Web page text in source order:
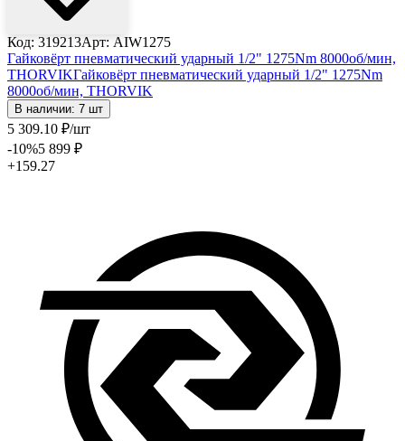
Код: 319213Арт: AIW1275
Гайковёрт пневматический ударный 1/2" 1275Nm 8000об/мин,
THORVIKГайковёрт пневматический ударный 1/2" 1275Nm
8000об/мин, THORVIK
В наличии: 7 шт
5 309.10 ₽/шт
-10%5 899 ₽
+159.27